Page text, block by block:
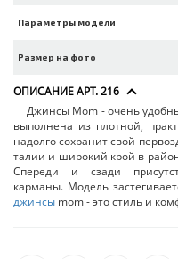
Параметры модели
Размер на фото
ОПИСАНИЕ АРТ. 216
Джинсы Mom - очень
выполнена из плотной,
надолго сохранит свой
талии и широкий крой в
Спереди и сзади
карманы. Модель
джинсы mom - это стиль и